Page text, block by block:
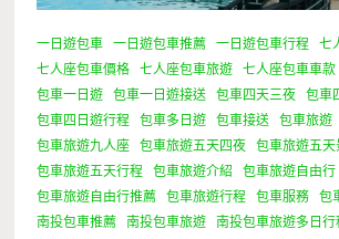
一日遊包車 一日遊包車推薦 一日遊包車行程
七
七人座包車價格
七人座包車旅遊 七人座包車車款
包車一日遊
包車一日遊接送 包車四天三夜
包車
包車四日遊行程
包車多日遊 包車接送 包車旅遊
包車旅遊九人座
包車旅遊五天四夜
包車旅遊五天
包車旅遊五天行程
包車旅遊介紹
包車旅遊自由行
包車旅遊自由行推薦
包車旅遊行程 包車服務
包
南投包車推薦
南投包車旅遊
南投包車旅遊多日行